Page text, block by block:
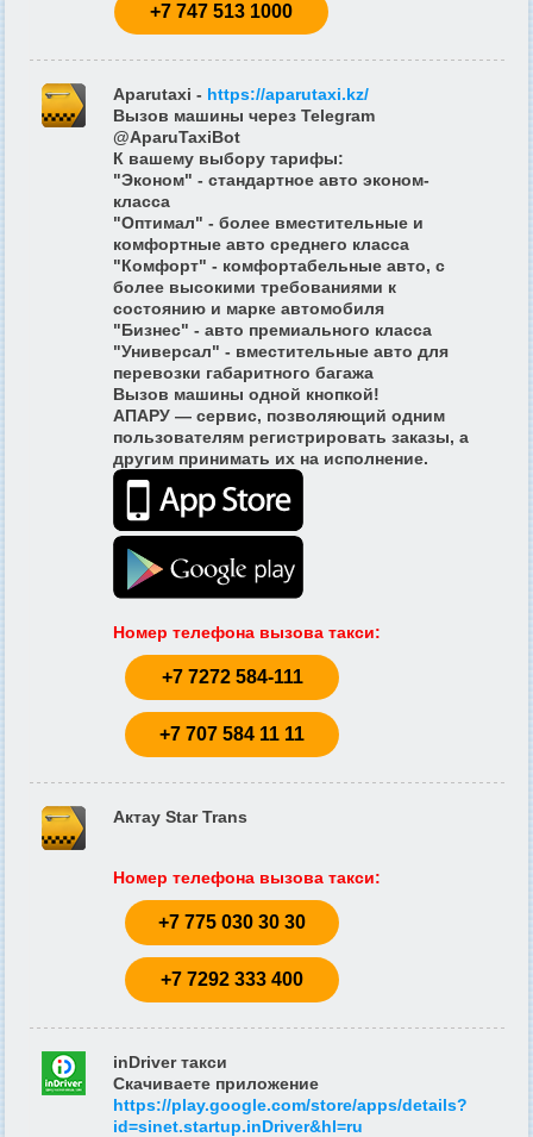
+7 747 513 1000
Aparutaxi - https://aparutaxi.kz/
Вызов машины через Telegram
@AparuTaxiBot
К вашему выбору тарифы:
"Эконом" - стандартное авто эконом-
класса
"Оптимал" - более вместительные и
комфортные авто среднего класса
"Комфорт" - комфортабельные авто, с
более высокими требованиями к
состоянию и марке автомобиля
"Бизнес" - авто премиального класса
"Универсал" - вместительные авто для
перевозки габаритного багажа
Вызов машины одной кнопкой!
АПАРУ — сервис, позволяющий одним
пользователям регистрировать заказы, а
другим принимать их на исполнение.
Номер телефона вызова такси:
+7 7272 584-111
+7 707 584 11 11
Актау Star Trans
Номер телефона вызова такси:
+7 775 030 30 30
+7 7292 333 400
inDriver такси
Скачиваете приложение
https://play.google.com/store/apps/details?
id=sinet.startup.inDriver&hl=ru